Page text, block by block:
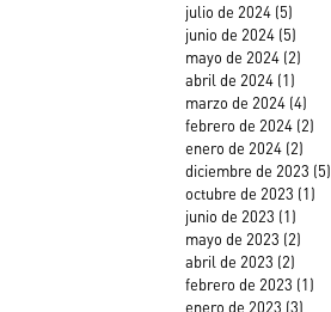
julio de 2024 (5)
junio de 2024 (5)
mayo de 2024 (2)
abril de 2024 (1)
marzo de 2024 (4)
febrero de 2024 (2)
enero de 2024 (2)
diciembre de 2023 (5)
octubre de 2023 (1)
junio de 2023 (1)
mayo de 2023 (2)
abril de 2023 (2)
febrero de 2023 (1)
enero de 2023 (3)